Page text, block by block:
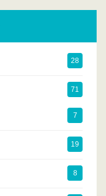
28
71
7
19
8